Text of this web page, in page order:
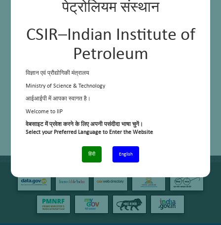
पेट्रोलियम संस्थान
CSIR–Indian Institute of
Petroleum
विज्ञान एवं प्रौद्योगिकी मंत्रालय
Ministry of Science & Technology
आईआईपी में आपका स्वागत है।
Welcome to IIP
वेबसाइट में प्रवेश करने के लिए अपनी पसंदीदा भाषा चुनें।
Select your Preferred Language to Enter the Website
हिंदी English